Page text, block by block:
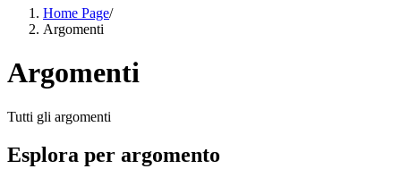
Home Page/
Argomenti
Argomenti
Tutti gli argomenti
Esplora per argomento